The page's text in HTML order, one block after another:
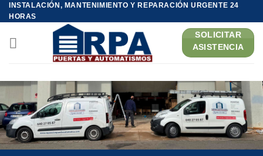
Saltar
al
contenido
INSTALACIÓN, MANTENIMIENTO Y REPARACIÓN URGENTE 24
HORAS
SOLICITAR
ASISTENCIA